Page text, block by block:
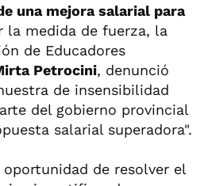
una mejora salarial para
la medida de fuerza, la
de Educadores
Petrocini, denunció
de insensibilidad
del gobierno provincial
salarial superadora".
de resolver el